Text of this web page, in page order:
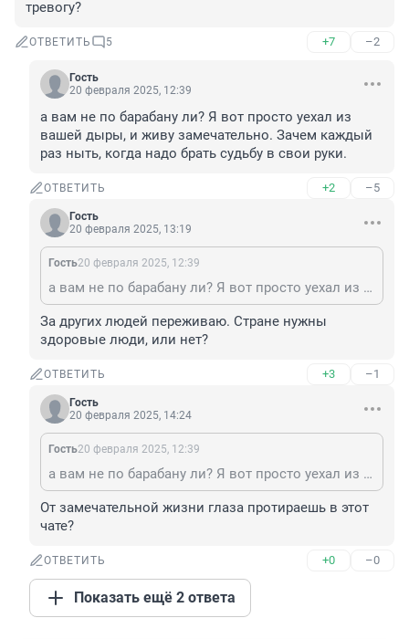
тревогу?
ОТВЕТИТЬ 5 +7 –2
Гость
20 февраля 2025, 12:39
а вам не по барабану ли? Я вот просто уехал из
вашей дыры, и живу замечательно. Зачем каждый
раз ныть, когда надо брать судьбу в свои руки.
ОТВЕТИТЬ +2 –5
Гость
20 февраля 2025, 13:19
Гость20 февраля 2025, 12:39
а вам не по барабану ли? Я вот просто уехал из вашей дыры, и живу замечательно. Зачем каждый раз ныть, когда надо брать судьбу в свои руки.
За других людей переживаю. Стране нужны
здоровые люди, или нет?
ОТВЕТИТЬ +3 –1
Гость
20 февраля 2025, 14:24
Гость20 февраля 2025, 12:39
а вам не по барабану ли? Я вот просто уехал из вашей дыры, и живу замечательно. Зачем каждый раз ныть, когда надо брать судьбу в свои руки.
От замечательной жизни глаза протираешь в этот
чате?
ОТВЕТИТЬ +0 –0
Показать ещё 2 ответа